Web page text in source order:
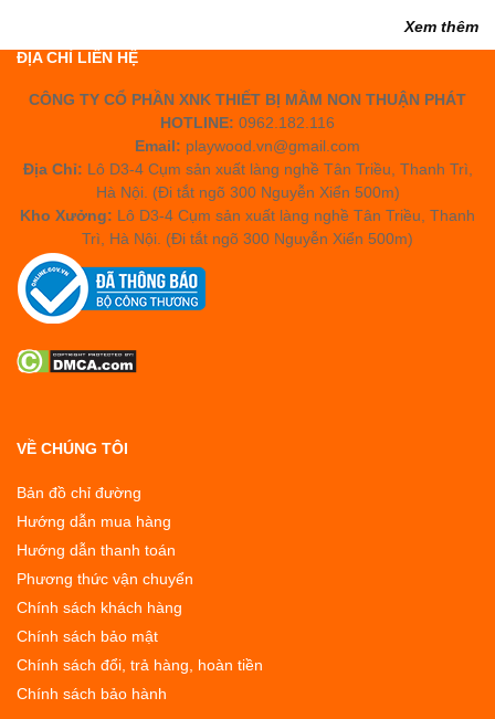
Xem thêm
ĐỊA CHỈ LIÊN HỆ
CÔNG TY CỔ PHẦN XNK THIẾT BỊ MẦM NON THUẬN PHÁT
HOTLINE: 0962.182.116
Email: playwood.vn@gmail.com
Địa Chỉ: Lô D3-4 Cụm sản xuất làng nghề Tân Triều, Thanh Trì,
Hà Nội. (Đi tắt ngõ 300 Nguyễn Xiển 500m)
Kho Xưởng: Lô D3-4 Cụm sản xuất làng nghề Tân Triều, Thanh
Trì, Hà Nội. (Đi tắt ngõ 300 Nguyễn Xiển 500m)
VỀ CHÚNG TÔI
Bản đồ chỉ đường
Hướng dẫn mua hàng
Hướng dẫn thanh toán
Phương thức vận chuyển
Chính sách khách hàng
Chính sách bảo mật
Chính sách đổi, trả hàng, hoàn tiền
Chính sách bảo hành